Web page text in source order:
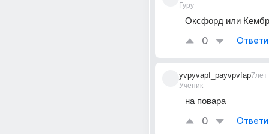
Гуру
Оксфорд или
0
yvpyvapf_payvpvfap
Ученик
7лет
на повара
0